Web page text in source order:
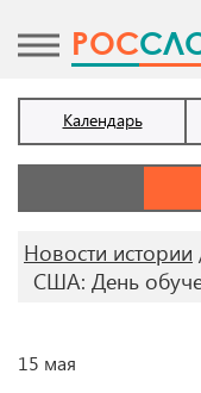
POC
Календарь
Новости истории
США: День
15 мая